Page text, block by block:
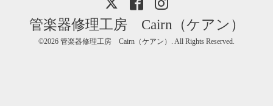
管楽器修理工房 Cairn（ケアン）
©2026 管楽器修理工房 Cairn（ケアン） . All Rights Reserved.